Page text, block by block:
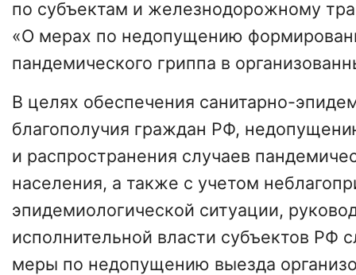
по субъектам и железнодорожному
«О мерах по недопущению
пандемического гриппа в
В целях обеспечения санитарно-
благополучия граждан РФ,
и распространения случаев
населения, а также с учетом
эпидемиологической ситуации,
исполнительной власти субъектов РФ
меры по недопущению выезда